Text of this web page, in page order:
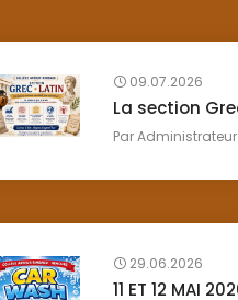
09.07.2026
La section
ParAdministrateur
29.06.2026
11 ET 12 MAI